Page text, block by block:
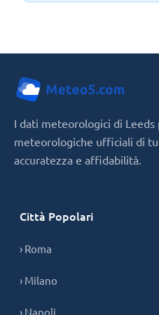
I dati meteorologici di
meteorologiche ufficiali di
accuratezza e affidabilità.
Città Popolari
› Roma
› Milano
› Napoli